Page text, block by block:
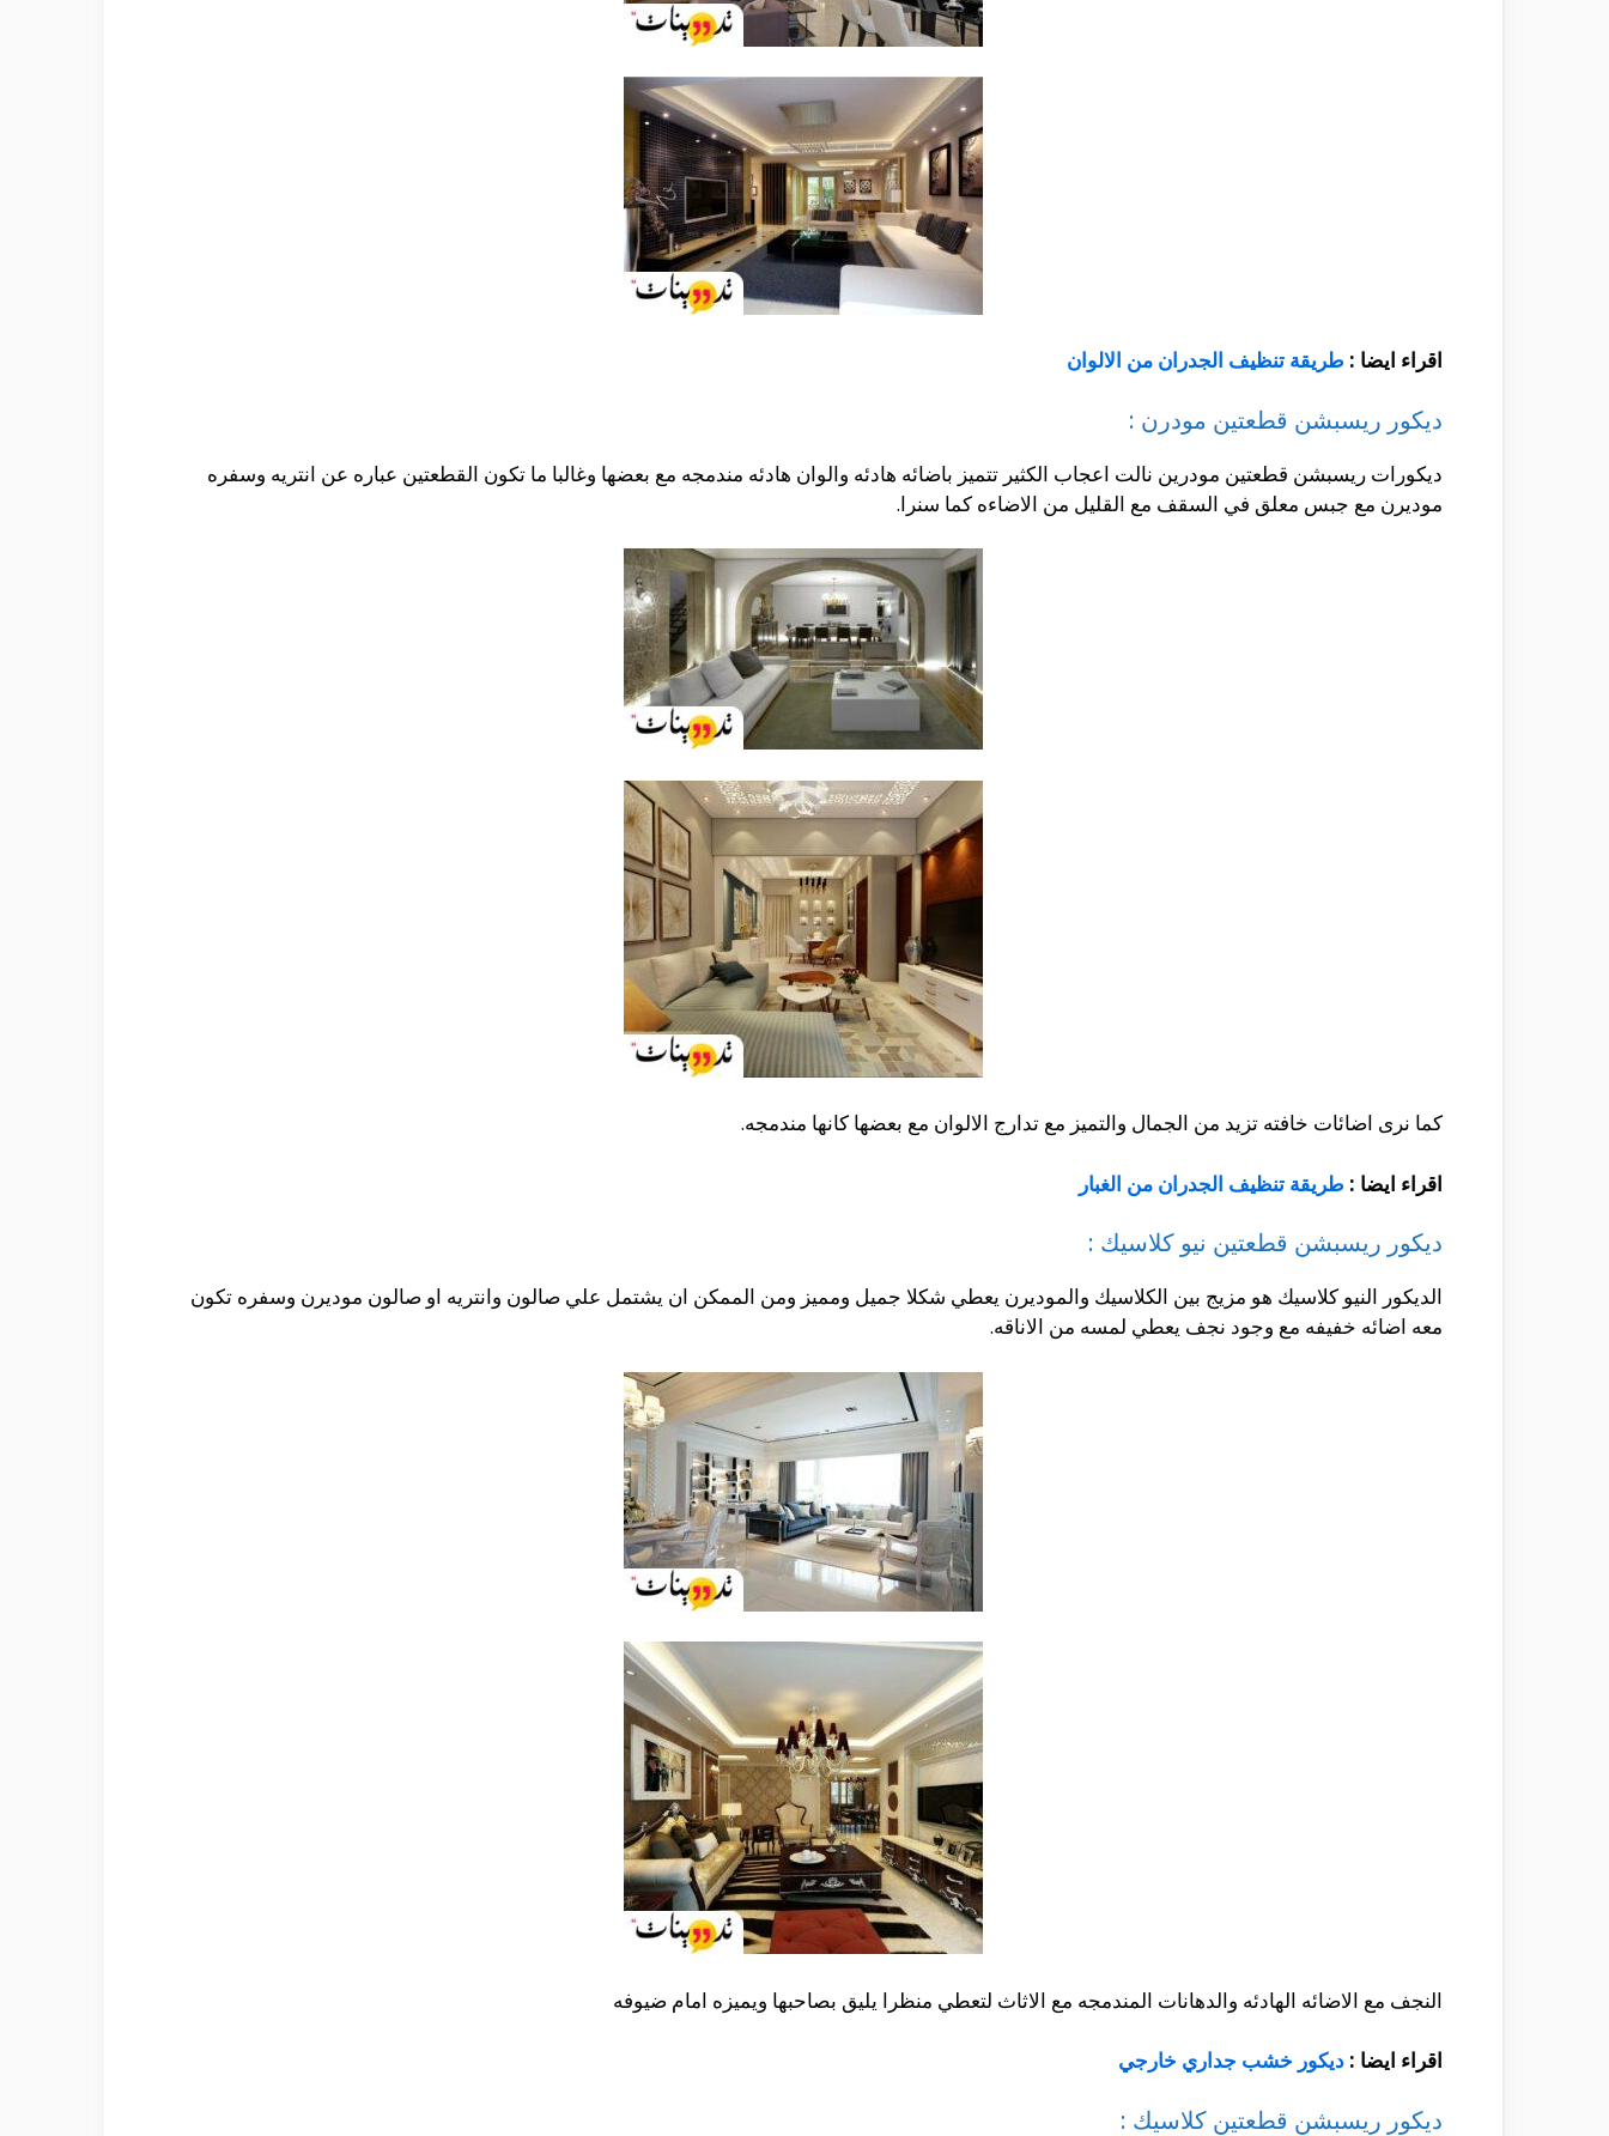
اقراء ايضا : طريقة تنظيف الجدران من الالوان
ديكور ريسبشن قطعتين مودرن :
ديكورات ريسبشن قطعتين مودرين نالت اعجاب الكثير تتميز باضائه هادئه والوان هادئه مندمجه مع بعضها وغالبا ما تكون القطعتين عباره عن انتريه وسفره
موديرن مع جبس معلق في السقف مع القليل من الاضاءه كما سنرا.
كما نرى اضائات خافته تزيد من الجمال والتميز مع تدارج الالوان مع بعضها كانها مندمجه.
اقراء ايضا : طريقة تنظيف الجدران من الغبار
ديكور ريسبشن قطعتين نيو كلاسيك :
الديكور النيو كلاسيك هو مزيج بين الكلاسيك والموديرن يعطي شكلا جميل ومميز ومن الممكن ان يشتمل علي صالون وانتريه او صالون موديرن وسفره تكون
معه اضائه خفيفه مع وجود نجف يعطي لمسه من الاناقه.
النجف مع الاضائه الهادئه والدهانات المندمجه مع الاثاث لتعطي منظرا يليق بصاحبها ويميزه امام ضيوفه
اقراء ايضا : ديكور خشب جداري خارجي
ديكور ريسبشن قطعتين كلاسيك :